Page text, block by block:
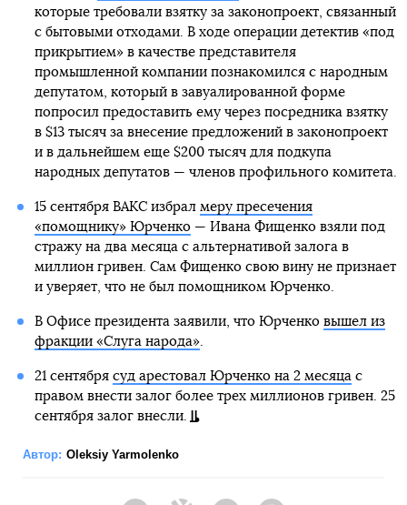
которые требовали взятку за законопроект, связанный
с бытовыми отходами. В ходе операции детектив «под
прикрытием» в качестве представителя
промышленной компании познакомился с народным
депутатом, который в завуалированной форме
попросил предоставить ему через посредника взятку
в $13 тысяч за внесение предложений в законопроект
и в дальнейшем еще $200 тысяч для подкупа
народных депутатов — членов профильного комитета.
15 сентября ВАКС избрал меру пресечения
«помощнику» Юрченко— Ивана Фищенко взяли под
стражу на два месяца с альтернативой залога в
миллион гривен. Сам Фищенко свою вину не признает
и уверяет, что не был помощником Юрченко.
В Офисе президента заявили, что Юрченко вышел из
фракции «Слуга народа».
21 сентября суд арестовал Юрченко на 2 месяца с
правом внести залог более трех миллионов гривен. 25
сентября залог внесли.
Автор: Oleksiy Yarmolenko